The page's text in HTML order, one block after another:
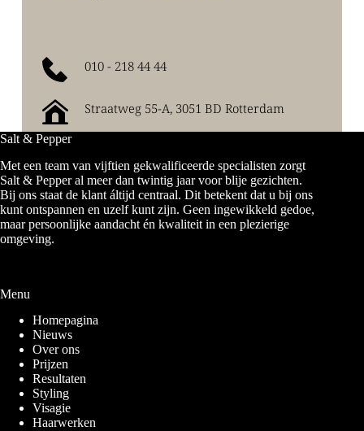
010 - 218 44 44
Straatweg 55-A, 3051 BD Rotterdam
Salt & Pepper
Met een team van vijftien gekwalificeerde specialisten zorgt
Salt & Pepper al meer dan twintig jaar voor blije gezichten.
Bij ons staat de klant áltijd centraal. Dit betekent dat u bij ons
kunt ontspannen en uzelf kunt zijn. Geen ingewikkeld gedoe,
maar persoonlijke aandacht én kwaliteit in een plezierige
omgeving.
Menu
Homepagina
Nieuws
Over ons
Prijzen
Resultaten
Styling
Visagie
Haarwerken